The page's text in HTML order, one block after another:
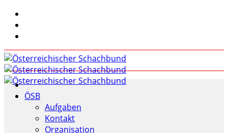
ÖSB
Aufgaben
Kontakt
Organisation